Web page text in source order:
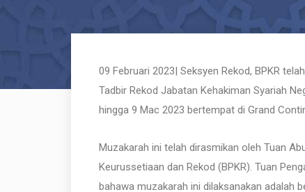
09 Februari 2023| Seksyen Rekod, BPKR
Tadbir Rekod Jabatan Kehakiman Syariah
hingga 9 Mac 2023 bertempat di Grand
Muzakarah ini telah dirasmikan oleh Tuan
Keurussetiaan dan Rekod (BPKR). Tuan
bahawa muzakarah ini dilaksanakan adalah